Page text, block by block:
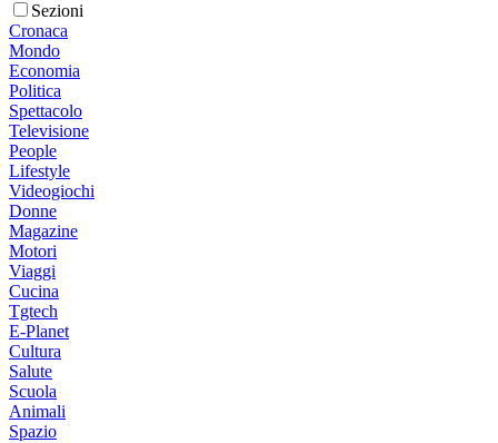
Sezioni
Cronaca
Mondo
Economia
Politica
Spettacolo
Televisione
People
Lifestyle
Videogiochi
Donne
Magazine
Motori
Viaggi
Cucina
Tgtech
E-Planet
Cultura
Salute
Scuola
Animali
Spazio